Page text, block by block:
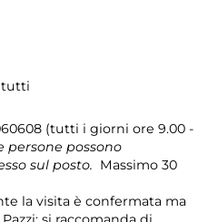
tutti
(tutti i giorni ore 9.00 -
persone possono
sul posto. Massimo 30
la visita è confermata ma